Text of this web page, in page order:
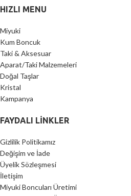
HIZLI MENU
Miyuki
Kum Boncuk
Taki & Aksesuar
Aparat/Taki Malzemeleri
Doğal Taşlar
Kristal
Kampanya
FAYDALI LİNKLER
Gizlilik Politikamız
Değişim ve İade
Üyelik Sözleşmesi
İletişim
Miyuki Boncuları Üretimi